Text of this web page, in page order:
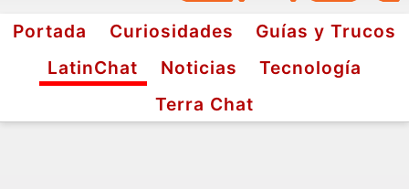
Portada Curiosidades
Guías y Trucos
LatinChat
Noticias
Tecnología
Terra Chat